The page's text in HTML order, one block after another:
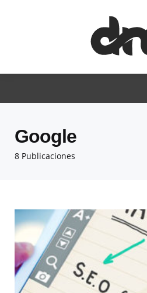
8 Publicaciones
Google